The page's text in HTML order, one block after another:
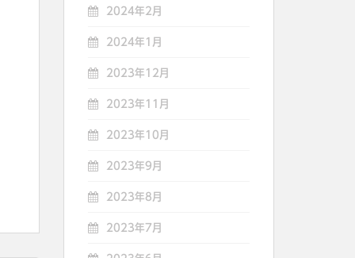
2024年2月
2024年1月
2023年12月
2023年11月
2023年10月
2023年9月
2023年8月
2023年7月